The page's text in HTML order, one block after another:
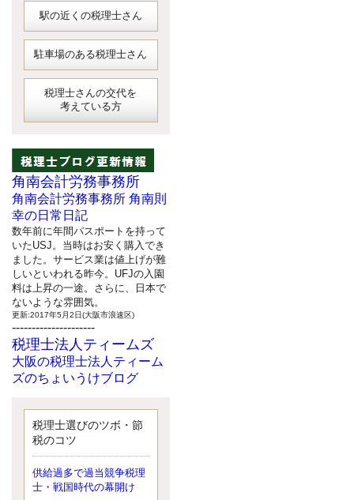
駅の近くの税理士さん
駐車場のある税理士さん
税理士さんの交代を
考えている方
角南会計労務事務所
角南会計労務事務所 角南則
幸の日常日記
数年前に年間パスポートを持って
いたUSJ。当時はお安く購入でき
ました。サービス業は値上げが難
しいといわれる昨今。UFJの入園
料は上昇の一途。さらに、日本で
ないような雰囲気。
更新:2017年5月2日(大阪市浪速区)
---------------------
税理士法人ティームズ
大阪の税理士法人ティーム
ズのちょいうけブログ
なったことに気付いた、税理士の
北井です。寂しいです。 先日、テ
ィームズイベントとしてバーベキ
ップしようと思いましたが、そこ
はセンスある後のブロガーに任せ
ようと思います。
税理士選びのツボ・節
税のコツ
供給過多で過当競争税理
士・戦国時代の幕開け